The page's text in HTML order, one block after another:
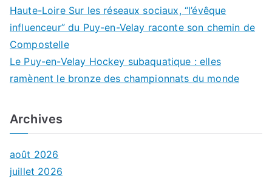
Haute-Loire Sur les réseaux sociaux, “l’évêque
influenceur” du Puy-en-Velay raconte son chemin de
Compostelle
Le Puy-en-Velay Hockey subaquatique : elles
ramènent le bronze des championnats du monde
Archives
août 2026
juillet 2026